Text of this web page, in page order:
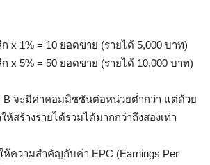
x 1% = 10 ยอดขาย (รายได้ 5,000 บาท)
x 5% = 50 ยอดขาย (รายได้ 10,000 บาท)
B จะมีค่าคอมมิชชันต่อหน่วยต่ำกว่า แต่ด้วย
ห้สร้างรายได้รวมได้มากกว่าถึงสองเท่า
ห้ความสำคัญกับค่า EPC (Earnings Per